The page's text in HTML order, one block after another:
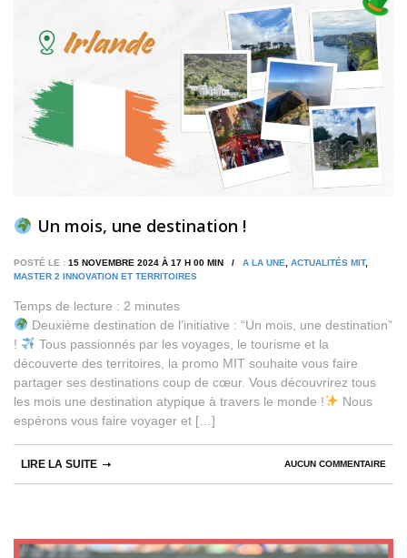
Un mois, une destination !
POSTÉ LE : 15 NOVEMBRE 2024 À 17 H 00 MIN / A LA UNE ACTUALITÉS MIT,
MASTER 2 INNOVATION ET TERRITOIRES
Temps de lecture : 2 minutes
Deuxième destination de l’initiative : “Un mois, une destination”
!
Tous passionnés par les voyages, le tourisme et la
découverte des territoires, la promo MIT souhaite vous faire
partager ses destinations coup de cœur. Vous découvrirez tous
les mois une destination atypique à travers le monde !
Nous
espérons vous faire voyager et […]
AUCUN COMMENTAIRE
LIRE LA SUITE